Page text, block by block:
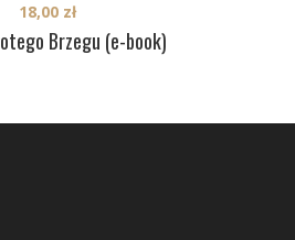
Brzegu (e-book)
18,00 zł